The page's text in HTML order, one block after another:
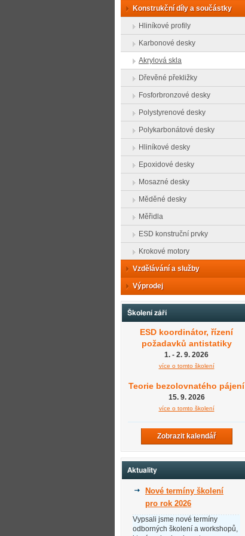
Konstrukční díly a součástky
Hliníkové profily
Karbonové desky
Akrylová skla
Dřevěné překližky
Fosforbronzové desky
Polystyrenové desky
Polykarbonátové desky
Hliníkové desky
Epoxidové desky
Mosazné desky
Měděné desky
Měřidla
ESD konstruční prvky
Krokové motory
Vzdělávání a služby
Výprodej
Školení září
ESD koordinátor, řízení
požadavků antistatiky
1. - 2. 9. 2026
více o tomto školení
Teorie bezolovnatého pájení
15. 9. 2026
více o tomto školení
Zobrazit kalendář
Aktuality
Nové termíny školení
pro rok 2026
Vypsali jsme nové termíny
odborných školení a workshopů,